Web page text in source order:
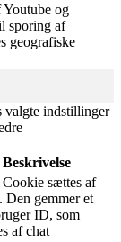
og
sporing af
geografiske
valgte indstillinger
Beskrivelse
sættes af
Den gemmer et
ID, som
af chat